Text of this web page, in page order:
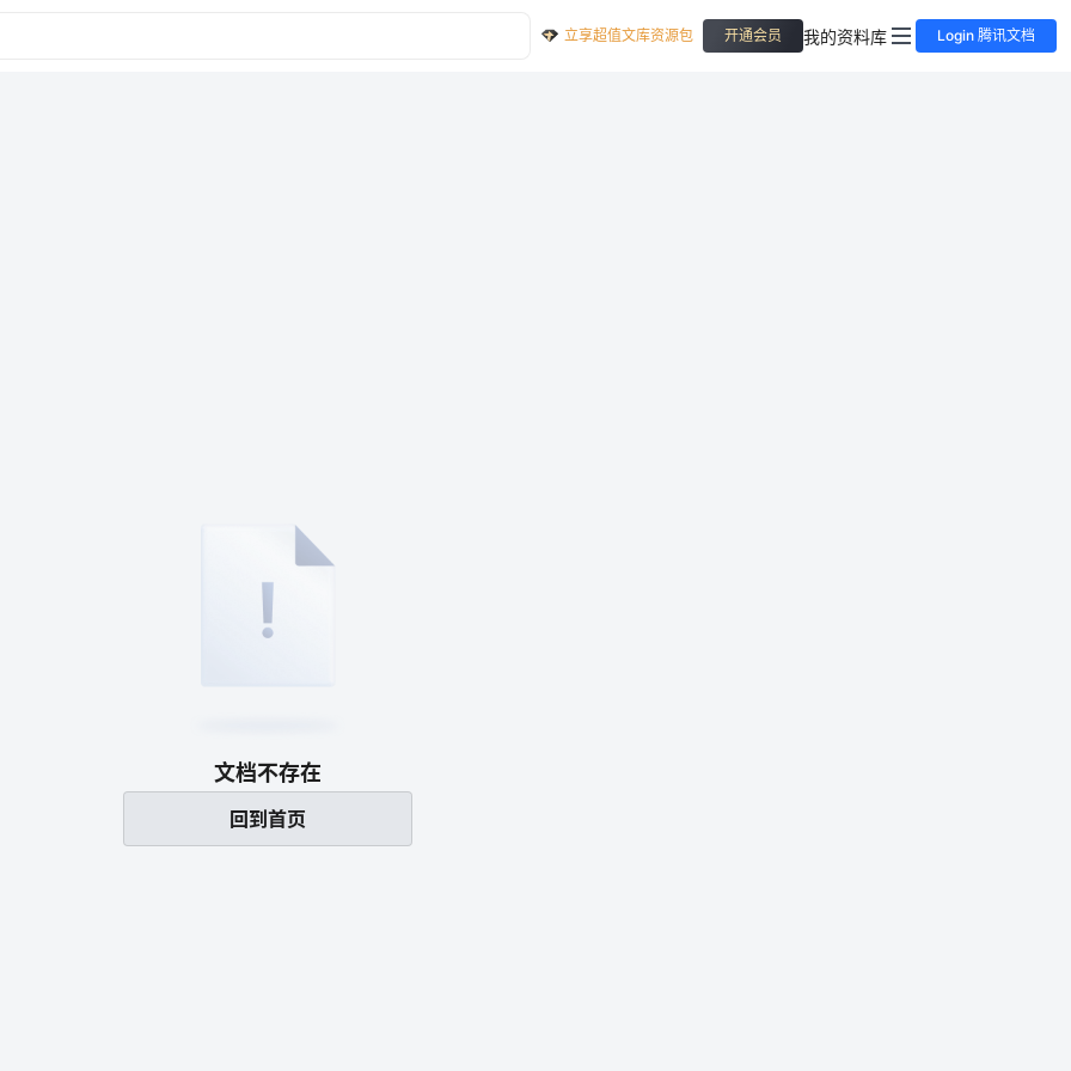
立享超值文库资源包 开通会员 我的资料库 Login 腾讯文档
文档不存在
回到首页